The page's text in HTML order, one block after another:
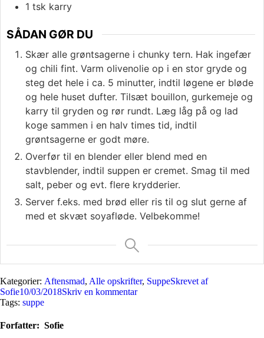
1 tsk karry
SÅDAN GØR DU
Skær alle grøntsagerne i chunky tern. Hak ingefær
og chili fint. Varm olivenolie op i en stor gryde og
steg det hele i ca. 5 minutter, indtil løgene er bløde
og hele huset dufter. Tilsæt bouillon, gurkemeje og
karry til gryden og rør rundt. Læg låg på og lad
koge sammen i en halv times tid, indtil
grøntsagerne er godt møre.
Overfør til en blender eller blend med en
stavblender, indtil suppen er cremet. Smag til med
salt, peber og evt. flere krydderier.
Server f.eks. med brød eller ris til og slut gerne af
med et skvæt soyafløde. Velbekomme!
Kategorier: Aftensmad, Alle opskrifter, SuppeSkrevet af
Sofie10/03/2018Skriv en kommentar
Tags: suppe
Forfatter: Sofie